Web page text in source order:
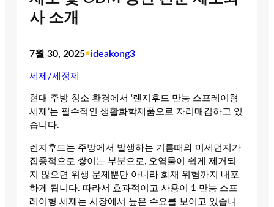
사 소개
7월 30, 2025•ideakong3
세제/세정제
현대 주방 청소 환경에서 ‘렌지후드 만능 스프레이형
세제’는 필수적인 생활화학제품으로 자리매김하고 있
습니다.
렌지후드는 주방에서 발생하는 기름때와 미세먼지가
집중적으로 쌓이는 부분으로, 오염물이 쉽게 제거되
지 않으면 위생 문제뿐만 아니라 화재 위험까지 내포
하게 됩니다. 따라서 효과적이고 사용이 1 만능 스프
레이형 세제는 시장에서 높은 수요를 보이고 있습니